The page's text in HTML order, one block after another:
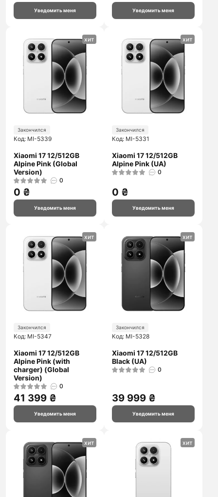
Уведомить меня Уведомить меня
хит
Закончился
Код: MI-5339
Xiaomi 17 12/512GB
Alpine Pink (Global
Version)
0
0 ₴
Уведомить меня
хит
Закончился
Код: MI-5331
Xiaomi 17 12/512GB
Alpine Pink (UA)
0
0 ₴
Уведомить меня
хит
Закончился
Код: MI-5347
Xiaomi 17 12/512GB
Alpine Pink (with
charger) (Global
Version)
0
41 399 ₴
Уведомить меня
хит
Закончился
Код: MI-5328
Xiaomi 17 12/512GB
Black (UA)
0
39 999 ₴
Уведомить меня
хит хит